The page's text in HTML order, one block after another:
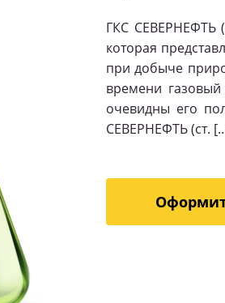
ГКС СЕВЕРНЕФТЬ
которая
при добыче
времени
очевидны его
СЕВЕРНЕФТЬ (ст.